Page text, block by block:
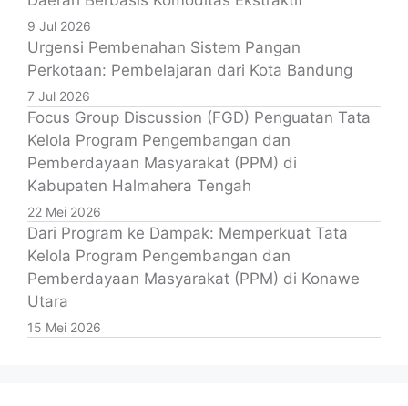
9 Jul 2026
Urgensi Pembenahan Sistem Pangan
Perkotaan: Pembelajaran dari Kota Bandung
7 Jul 2026
Focus Group Discussion (FGD) Penguatan Tata
Kelola Program Pengembangan dan
Pemberdayaan Masyarakat (PPM) di
Kabupaten Halmahera Tengah
22 Mei 2026
Dari Program ke Dampak: Memperkuat Tata
Kelola Program Pengembangan dan
Pemberdayaan Masyarakat (PPM) di Konawe
Utara
15 Mei 2026